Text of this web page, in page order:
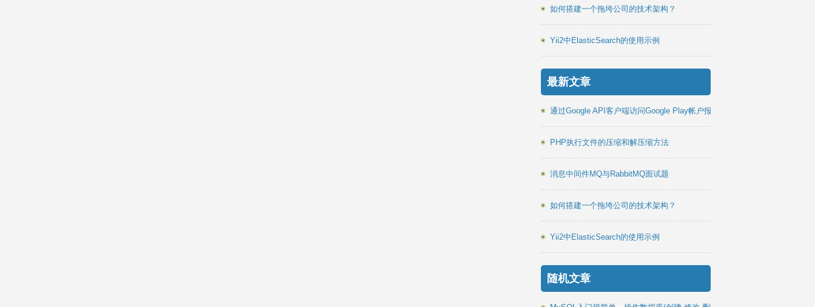
如何搭建一个拖垮公司的技术架构？
Yii2中ElasticSearch的使用示例
最新文章
通过Google API客户端访问Google Play帐户报告PHP库
PHP执行文件的压缩和解压缩方法
消息中间件MQ与RabbitMQ面试题
如何搭建一个拖垮公司的技术架构？
Yii2中ElasticSearch的使用示例
随机文章